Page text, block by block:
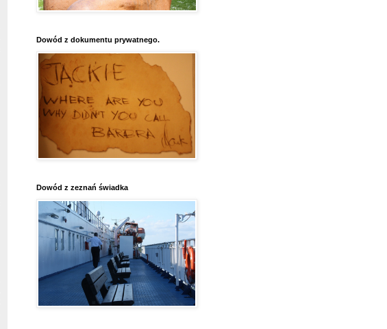
Dowód z dokumentu prywatnego.
Dowód z zeznań świadka